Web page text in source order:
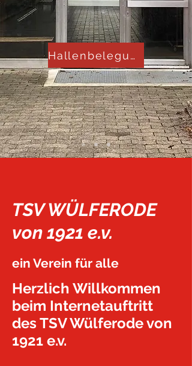
Hallenbelegunsplan 2026
TSV WÜLFERODE
von 1921 e.v.
ein Verein für alle
Herzlich Willkommen
beim Internetauftritt
des TSV Wülferode von
1921 e.v.